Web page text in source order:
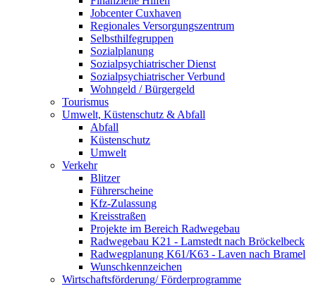
Jobcenter Cuxhaven
Regionales Versorgungszentrum
Selbsthilfegruppen
Sozialplanung
Sozialpsychiatrischer Dienst
Sozialpsychiatrischer Verbund
Wohngeld / Bürgergeld
Tourismus
Umwelt, Küstenschutz & Abfall
Abfall
Küstenschutz
Umwelt
Verkehr
Blitzer
Führerscheine
Kfz-Zulassung
Kreisstraßen
Projekte im Bereich Radwegebau
Radwegebau K21 - Lamstedt nach Bröckelbeck
Radwegplanung K61/K63 - Laven nach Bramel
Wunschkennzeichen
Wirtschaftsförderung/ Förderprogramme